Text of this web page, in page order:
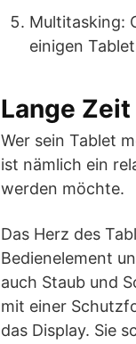
Multitasking:
einigen
Lange
Wer sein Tablet
ist nämlich ein
werden möchte.
Das Herz des
Bedienelement
auch Staub und
mit einer
das Display. Sie